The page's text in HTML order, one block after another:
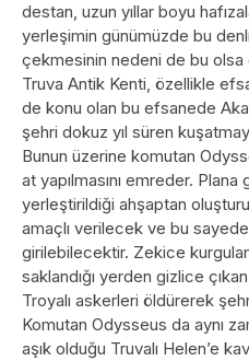
destan, uzun yıllar boyu
yerleşimin günümüzde bu
çekmesinin nedeni de bu
Truva Antik Kenti, özellikle
de konu olan bu efsanede
şehri dokuz yıl süren
Bunun üzerine komutan
at yapılmasını emreder.
yerleştirildiği ahşaptan
amaçlı verilecek ve bu
girilebilecektir. Zekice
saklandığı yerden gizlice
Troyalı askerleri öldürerek
Komutan Odysseus da aynı
aşık olduğu Truvalı Helen’e